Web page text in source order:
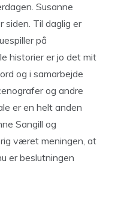
Susanne
siden. Til daglig er
på
historier er jo det mit
og i samarbejde
og andre
er en helt anden
Sangill og
været meningen, at
er beslutningen